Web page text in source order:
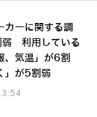
カーに関する調
弱 利用している
、気温」が6割
」が5割弱